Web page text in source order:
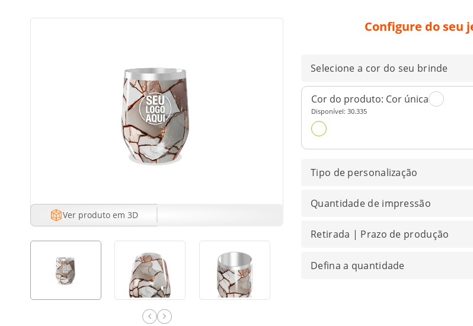
Ver produto em 3D
Configure do seu
Selecione a cor do seu brinde
Cor do produto: Cor única
Disponível: 30.335
Tipo de personalização
Quantidade de impressão
Retirada | Prazo de produção
Defina a quantidade